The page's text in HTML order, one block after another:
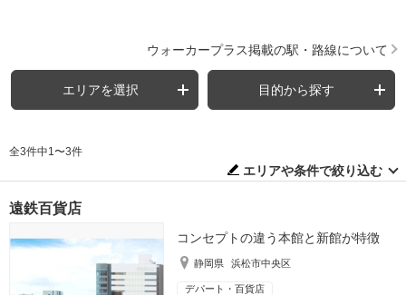
ウォーカープラス掲載の駅・路線について
エリアを選択 目的から探す
全3件中1〜3件
エリアや条件で絞り込む
遠鉄百貨店
コンセプトの違う本館と新館が特徴
静岡県 浜松市中央区
デパート・百貨店